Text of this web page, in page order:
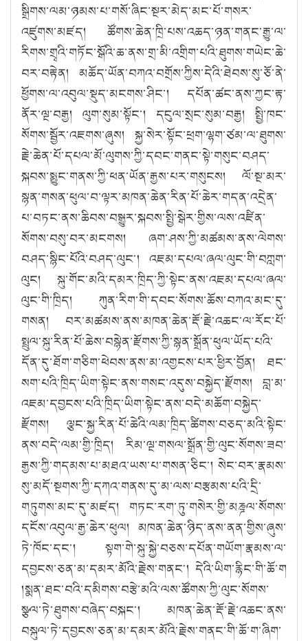
སྒྲིགས་ལམ་ཉམས་པ་གསོ་ཞིང་སྔར་མེད་མང་པོ་གསར་
འཛུགས་མཛད། ཚོགས་ཆེན་ཁྲི་པས་འཆད་ཉན་གནང་རྒྱུ་ལ་
རིགས་གྲྭའི་གཏོང་སྒོའི་ཆ་ནས་གྲ་མི་འགྲིག་པའི་ཐུགས་གཡེང་ཆེ་
བར་བརྟེན། མཆོད་ཡོན་བཀའ་བགྲོས་ཀྱིས་དེའི་ཐེབས་སུ་ཅོ་ནེ་
ཕྱོགས་ལ་འབུལ་སྡུད་མངགས་ཤིང་། དཔོན་ཚང་ནས་ཀྱང་རྟ་
ནོར་ལྔ་བརྒྱ། ལུག་སུམ་སྟོང་། དངུལ་སྲང་སུམ་བརྒྱ། སྤྱི་ཁང་
སོགས་སྦྱོར་འཇགས་ཞུས། སྐྱ་སེར་སྟོང་ཕྲག་ལྷག་ཙམ་ལ་ཐུགས་
རྗེ་ཆེན་པོ་དཔལ་མོ་ལུགས་ཀྱི་དབང་གནང་སྟེ་གསུང་བཤད་
སྐབས་སྨྱུང་གནས་ཀྱི་ཕན་ཡོན་རྒྱས་པར་གསུངས། ལོ་སྔ་མར་
སྙན་གསན་ཕུལ་བ་ལྟར་མཁན་ཆེན་རིན་པོ་ཆེར་གདན་འདྲེན་
པ་བཏང་ནས་ཆིབས་བསྒྱུར་སྐབས་སྤྱི་སྒེར་གྱིས་ལས་འཛིན་
སོགས་བསུ་བར་མངགས། ཞག་ཤས་ཀྱི་མཚམས་ནས་ལེགས་
བཤད་སྙིང་པོའི་བཤད་ལུང༌། འཇམ་དཔལ་ཞལ་ལུང་གི་བཀླག་
ལུང། སྐུ་གོང་མའི་དམར་ཁྲིད་ཀྱི་སྟེང་ནས་འཇམ་དཔལ་ཞལ་
ལུང་གི་ཁྲིད། ཀུན་རིག་གི་དབང་སོགས་ཆོས་བཀའ་མང་དུ་
གསན། བར་མཚམས་ནས་མཁན་ཆེན་རྡོ་རྗེ་འཆང་ལ་རོང་པོ་
སྤྲུལ་སྐུ་རིན་པོ་ཆེས་བསྙེན་རྫོགས་ཀྱི་སྙན་སྒྲོན་ཕུལ་ཡོད་པའི་
དོན་དུ་ཐོག་གཅིག་ཕེབས་ནས་མ་འགྱངས་པར་ཕྱིར་བྱོན། ཐང་
སག་པའི་ཁྲིད་ཡིག་སྟེང་ནས་གསང་འདུས་བསྐྱེད་རྫོགས། བླ་མ་
འཇམ་དབྱངས་པའི་ཁྲིད་ཡིག་སྟེང་ནས་བདེ་མཆོག་བསྐྱེད་
རྫོགས། ལྕང་སྐྱ་རིན་པོ་ཆེའི་ལམ་ཁྲིད་ཚིགས་བཅད་མའི་སྟེང་
ནས་བདེ་ལམ་གྱི་ཁྲིད། རིམ་ལྔ་གསལ་སྒྲོན་གྱི་ལུང་སོགས་ཟབ་
རྒྱས་ཀྱི་གདམས་པ་མཐའ་ཡས་པ་གསན་ཅིང༌། སེང་བར་རྣམས་
སུ་མདོ་སྔགས་ཀྱི་དཀའ་གནས་དུ་མ་ལས་བརྩམས་པའི་དྲི་
གཏུགས་མང་དུ་མཛད། གཏང་རག་ཏུ་གསེར་གྱི་མཎྜལ་སོགས་
དངོས་འབུལ་རྒྱ་ཆེར་ཕུལ། མཁན་ཆེན་ཉིད་ནས་ནན་གྱིས་ཞུས་
ཏེ་ཁོང་དང༌། སྟག་གེ་སྐུ་སྐྱེ་བཅས་དཔོན་གཡོག་རྣམས་ལ་
དབྱངས་ཅན་མ་དམར་མོའི་རྗེས་གནང༌། དེའི་ཡིག་རྙིང་གི་ཆོ་ག
།སྨན་ཐང་བའི་དམིགས་བརྩེ་མའི་ལས་ཚོགས་ཀྱི་ལུང་སོགས་
སྩལ་ཏེ་ཐུགས་བཞེད་བསྐང༌། མཁན་ཆེན་རྡོ་རྗེ་འཆང་ནས་
བསྐུལ་ཏེ་དབྱངས་ཅན་མ་དམར་མོའི་རྗེས་གནང་གི་ཆོ་ག་ཞིག་